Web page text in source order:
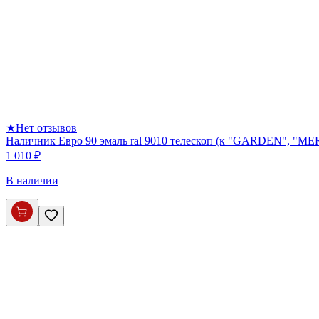
★Нет отзывов
Наличник Евро 90 эмаль ral 9010 телескоп (к "GARDEN",
1 010 ₽
В наличии